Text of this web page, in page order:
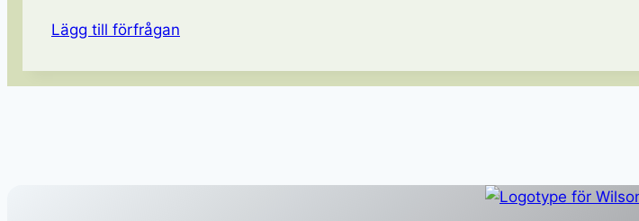
Lägg till förfrågan